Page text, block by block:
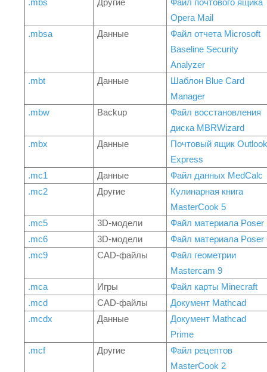
.mbs
Другие
Файл почтового ящика
Opera Mail
.mbsa
Данные
Файл отчета Microsoft
Baseline Security
Analyzer
.mbt
Данные
Шаблон Blue Card
Manager
.mbw
Backup
Файл восстановления
диска MBRWizard
.mbx
Данные
Почтовый ящик Outlook
Express
.mc1
Данные
Файл данных MedCalc
.mc2
Другие
Кулинарная книга
MasterCook 5
.mc5
3D-модели
Файл материала Poser
.mc6
3D-модели
Файл материала Poser
.mc9
CAD-файлы
Файл геометрии
Mastercam 9
.mca
Игры
Файл карты Minecraft
.mcd
CAD-файлы
Документ Mathcad
.mcdx
Данные
Документ Mathcad
Prime
.mcf
Другие
Файл рецептов
MasterCook 2